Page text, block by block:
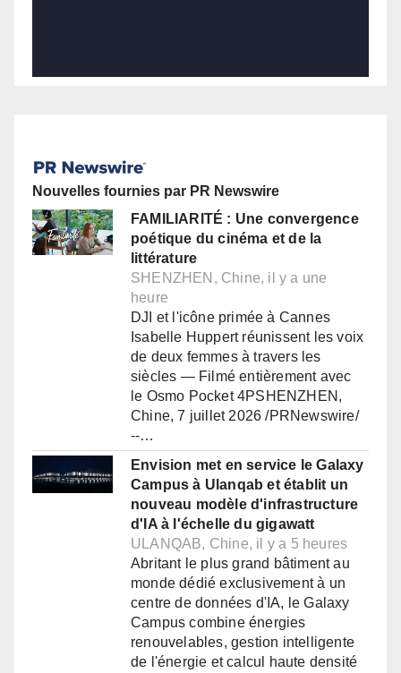
Nouvelles fournies par PR Newswire
FAMILIARITÉ : Une convergence
poétique du cinéma et de la
littérature
SHENZHEN, Chine, il y a une
heure
DJI et l'icône primée à Cannes
Isabelle Huppert réunissent les voix
de deux femmes à travers les
siècles — Filmé entièrement avec
le Osmo Pocket 4PSHENZHEN,
Chine, 7 juillet 2026 /PRNewswire/
--…
Envision met en service le Galaxy
Campus à Ulanqab et établit un
nouveau modèle d'infrastructure
d'IA à l'échelle du gigawatt
ULANQAB, Chine, il y a 5 heures
Abritant le plus grand bâtiment au
monde dédié exclusivement à un
centre de données d'IA, le Galaxy
Campus combine énergies
renouvelables, gestion intelligente
de l'énergie et calcul haute densité